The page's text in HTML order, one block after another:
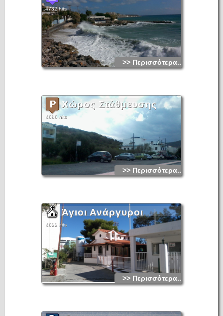
4732 hits
>> Περισσότερα...
Χώρος Στάθμευσης
4686 hits
>> Περισσότερα...
Άγιοι Ανάργυροι
4622 hits
>> Περισσότερα...